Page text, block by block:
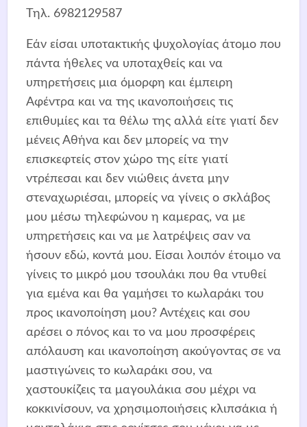
Τηλ. 6982129587
Εάν είσαι υποτακτικής ψυχολογίας άτομο που
πάντα ήθελες να υποταχθείς και να
υπηρετήσεις μια όμορφη και έμπειρη
Αφέντρα και να της ικανοποιήσεις τις
επιθυμίες και τα θέλω της αλλά είτε γιατί δεν
μένεις Αθήνα και δεν μπορείς να την
επισκεφτείς στον χώρο της είτε γιατί
ντρέπεσαι και δεν νιώθεις άνετα μην
στεναχωριέσαι, μπορείς να γίνεις ο σκλάβος
μου μέσω τηλεφώνου η καμερας, να με
υπηρετήσεις και να με λατρέψεις σαν να
ήσουν εδώ, κοντά μου. Είσαι λοιπόν έτοιμο να
γίνεις το μικρό μου τσουλάκι που θα ντυθεί
για εμένα και θα γαμήσει το κωλαράκι του
προς ικανοποίηση μου? Αντέχεις και σου
αρέσει ο πόνος και το να μου προσφέρεις
απόλαυση και ικανοποίηση ακούγοντας σε να
μαστιγώνεις το κωλαράκι σου, να
χαστουκίζεις τα μαγουλάκια σου μέχρι να
κοκκινίσουν, να χρησιμοποιήσεις κλιπσάκια ή